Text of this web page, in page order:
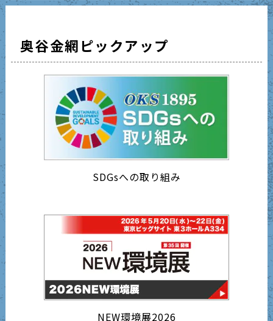
奥谷金網ピックアップ
SDGsへの取り組み
NEW環境展2026